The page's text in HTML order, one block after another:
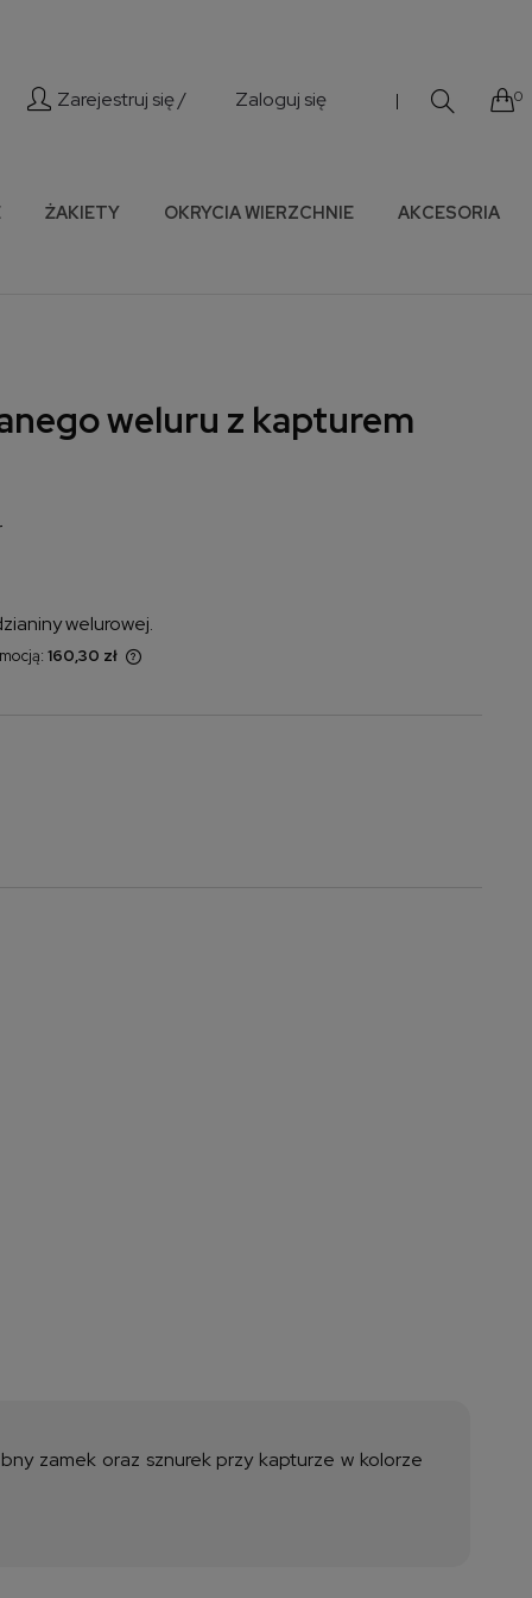
Zarejestruj się / Zaloguj się | 0
ŻAKIETY OKRYCIA WIERZCHNIE AKCESORIA
weluru z kapturem
welurowej.
160,30 zł
zamek oraz sznurek przy kapturze w kolorze